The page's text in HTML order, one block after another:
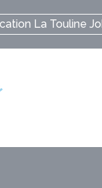
La Touline